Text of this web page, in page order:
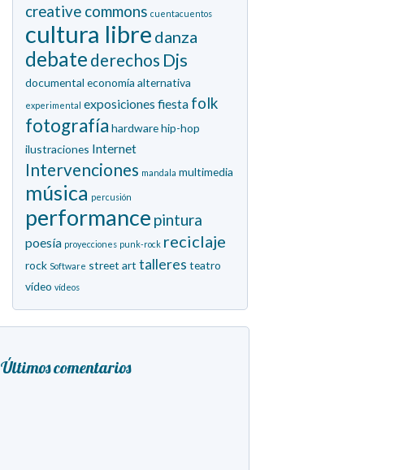
creative commons cuentacuentos
cultura libre danza
debate derechos Djs
documental economía alternativa
experimental exposiciones fiesta folk
fotografía hardwarehip-hop
ilustraciones Internet
Intervenciones mandala multimedia
música percusión
performance pintura
poesía proyecciones punk-rock reciclaje
rock Software street art talleres teatro
vídeo vídeos
Últimos comentarios